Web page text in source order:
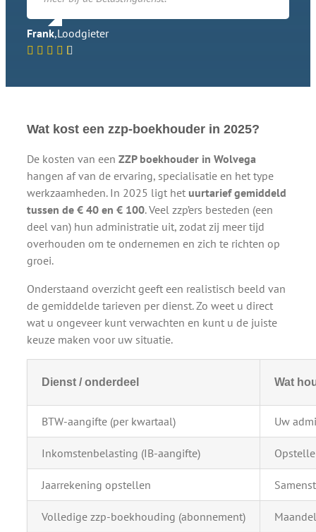
Frank,Loodgieter
Wat kost een zzp-boekhouder in 2025?
De kosten van een ZZP boekhouder in Wolvega
hangen af van de ervaring, specialisatie en het type
werkzaamheden. In 2025 ligt het uurtarief gemiddeld
tussen de € 40 en € 100. Veel zzp’ers besteden (een
deel van) hun administratie uit, zodat zij meer tijd
overhouden om te ondernemen en zich te richten op
groei.
Onderstaand overzicht geeft een realistisch beeld van
de gemiddelde tarieven per dienst. Zo weet u direct
wat u ongeveer kunt verwachten en kunt u de juiste
keuze maken voor uw situatie.
Dienst / onderdeel Wat
BTW-aangifte (per kwartaal) Uw
Inkomstenbelasting (IB-aangifte)
Jaarrekening opstellen
Volledige zzp-boekhouding (abonnement)